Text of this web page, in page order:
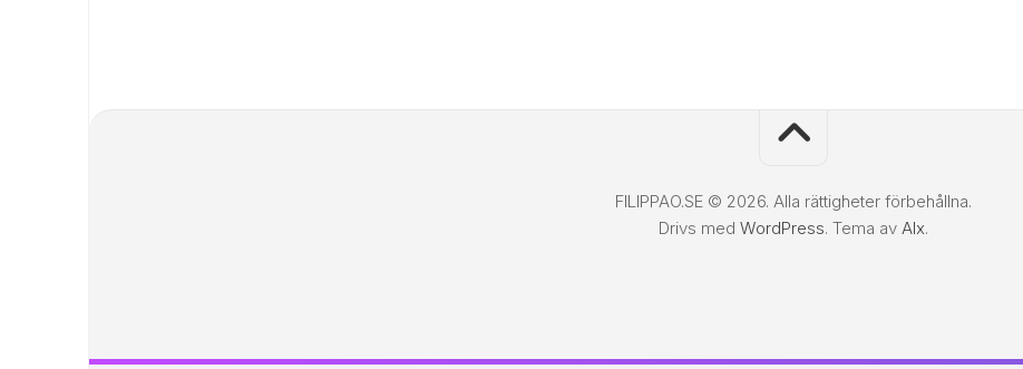
FILIPPAO.SE © 2026. Alla rättigheter förbehållna.
Drivs med WordPress. Tema av Alx.